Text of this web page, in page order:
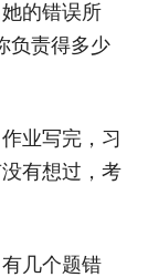
的错误所
负责得多少
业写完，习
有想过，考
几个题错